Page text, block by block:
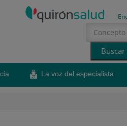
La voz del especialista